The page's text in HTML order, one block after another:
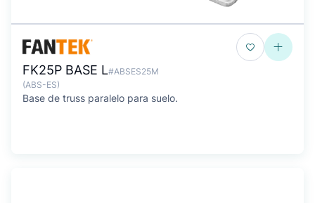
FK25P BASE L#ABSES25M
(ABS-ES)
Base de truss paralelo para suelo.